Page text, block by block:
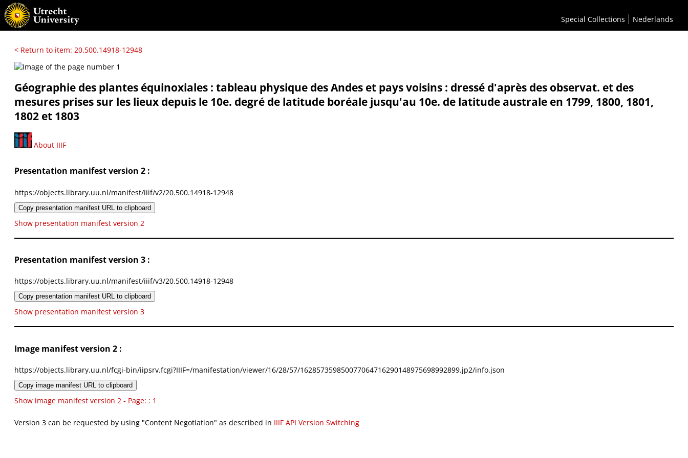
Special Collections Nederlands
< Return to item: 20.500.14918-12948
Géographie des plantes équinoxiales : tableau physique des Andes et pays voisins : dressé d'après des observat. et des
mesures prises sur les lieux depuis le 10e. degré de latitude boréale jusqu'au 10e. de latitude australe en 1799, 1800, 1801,
1802 et 1803
About IIIF
Presentation manifest version 2 :
https://objects.library.uu.nl/manifest/iiif/v2/20.500.14918-12948
Copy presentation manifest URL to clipboard
Show presentation manifest version 2
Presentation manifest version 3 :
https://objects.library.uu.nl/manifest/iiif/v3/20.500.14918-12948
Copy presentation manifest URL to clipboard
Show presentation manifest version 3
Image manifest version 2 :
https://objects.library.uu.nl/fcgi-bin/iipsrv.fcgi?IIIF=/manifestation/viewer/16/28/57/162857359850077064716290148975698992899.jp2/info.json
Copy image manifest URL to clipboard
Show image manifest version 2 - Page: : 1
Version 3 can be requested by using "Content Negotiation" as described in IIIF API Version Switching